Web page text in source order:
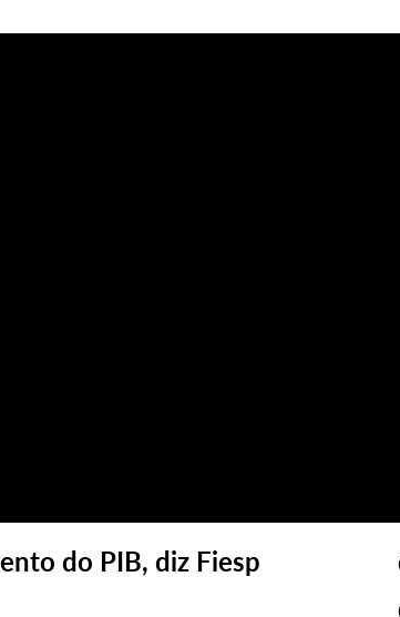
do PIB, diz Fiesp